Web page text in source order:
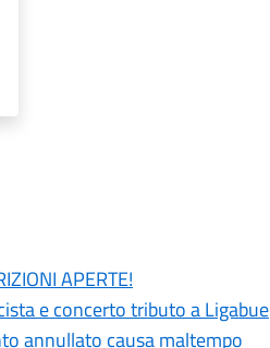
APERTE!
e concerto tributo a Ligabue
annullato causa maltempo